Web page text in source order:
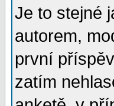
Je to stejné
autorem,
první
zatím